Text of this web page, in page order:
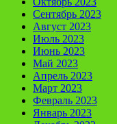
Сентябрь 2023
Август 2023
Июль 2023
Июнь 2023
Май 2023
Апрель 2023
Март 2023
Февраль 2023
Январь 2023